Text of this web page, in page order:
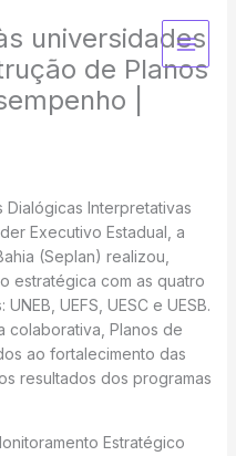
universidades
de Planos
|
Interpretativas
Executivo Estadual, a
(Seplan) realizou,
estratégica com as quatro
UEFS, UESC e UESB.
colaborativa, Planos de
ao fortalecimento das
resultados dos programas
Estratégico